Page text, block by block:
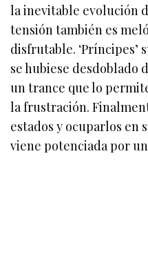
la inevitable evolución
tensión también es
disfrutable. ‘Príncipes’
se hubiese desdoblado
un trance que lo
la frustración.
estados y ocuparlos en
viene potenciada por